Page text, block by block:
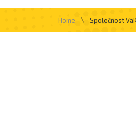
Home \ Společnost